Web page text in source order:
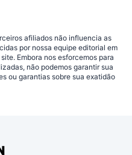
afiliados não influencia as
por nossa equipe editorial em
Embora nos esforcemos para
não podemos garantir sua
ou garantias sobre sua exatidão